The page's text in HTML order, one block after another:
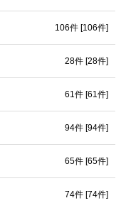
106件 [106件]
28件 [28件]
61件 [61件]
94件 [94件]
65件 [65件]
74件 [74件]